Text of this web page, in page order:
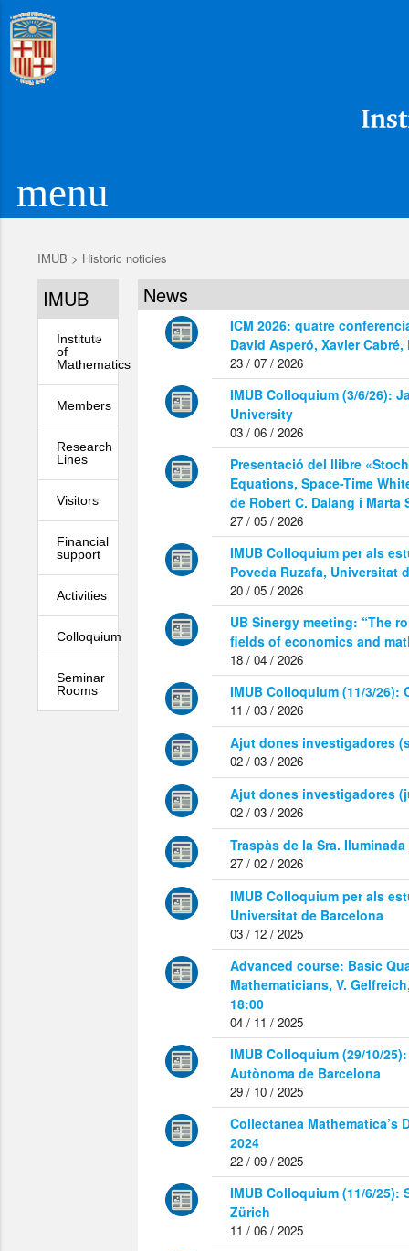
menu
IMUB > Historic noticies
IMUB
Institute
of
Mathematics
Members
Research
Lines
Visitors
Financial
support
Activities
Colloquium
Seminar
Rooms
News
ICM 2026: quatre
David Asperó, Xavier
23 / 07 / 2026
IMUB Colloquium (3/6/26):
University
03 / 06 / 2026
Presentació del llibre
Equations, Space-Time
de Robert C. Dalang i Marta
27 / 05 / 2026
IMUB Colloquium per als
Poveda Ruzafa, Universitat
20 / 05 / 2026
UB Sinergy meeting: “The
fields of economics and
18 / 04 / 2026
IMUB Colloquium (11/3/26):
11 / 03 / 2026
Ajut dones investigadores
02 / 03 / 2026
Ajut dones investigadores
02 / 03 / 2026
Traspàs de la Sra.
27 / 02 / 2026
IMUB Colloquium per als
Universitat de Barcelona
03 / 12 / 2025
Advanced course: Basic
Mathematicians, V.
18:00
04 / 11 / 2025
IMUB Colloquium (29/10/
Autònoma de Barcelona
29 / 10 / 2025
Collectanea Mathematica’s
2024
22 / 09 / 2025
IMUB Colloquium (11/6/25):
Zürich
11 / 06 / 2025